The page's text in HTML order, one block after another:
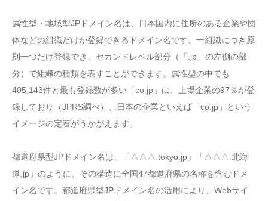
属性型・地域型JPドメイン名は、日本国内に住所のある企業や団
体などの組織だけが登録できるドメイン名です。一組織につき原
則一つだけ登録でき、セカンドレベル部分（「.jp」の左側の部
分）で組織の種類を表すことができます。属性型の中でも
405,143件と最も登録数が多い「co.jp」は、上場企業の97％が登
録しており（JPRS調べ）、日本の企業といえば「co.jp」という
イメージの定着がうかがえます。
都道府県型JPドメイン名は、「△△△.tokyo.jp」「△△△.北海
道.jp」のように、その構造に全国47都道府県の名称を含むドメ
イン名です。都道府県型JPドメイン名の活用により、Webサイ